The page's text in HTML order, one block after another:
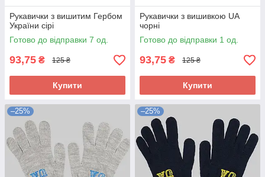
Рукавички з вишитим Гербом
України сірі
Готово до відправки 7 од.
93,75 ₴ 125 ₴
Купити
Рукавички з вишивкою UA
чорні
Готово до відправки 1 од.
93,75 ₴ 125 ₴
Купити
–25% –25%